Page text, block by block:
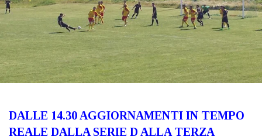
DALLE 14.30 AGGIORNAMENTI IN TEMPO
REALE DALLA SERIE D ALLA TERZA